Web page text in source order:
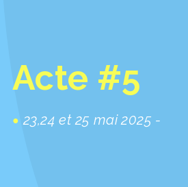
Acte #5
23,24 et 25 mai 2025 -